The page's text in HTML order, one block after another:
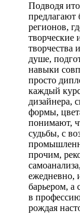
Подводя
регионов,
творческие
творчества
душе,
навыки
просто
каждый
дизайнера,
формы,
понимают,
судьбы, с
прочим,
ежедневно,
барьером, а
в
рождая